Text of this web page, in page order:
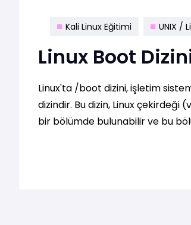
Kali Linux Eğitimi UNIX /
Linux Boot
Linux'ta /boot dizini, işletim
dizindir. Bu dizin, Linux çekirdeği
bir bölümde bulunabilir ve bu